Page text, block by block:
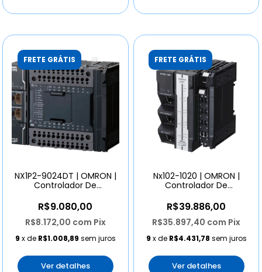
FRETE GRÁTIS
NX1P2-9024DT | OMRON |
Controlador De
R$9.080,00
R$8.172,00 com Pix
9 x de R$1.008,89 sem juros
Ver detalhes
FRETE GRÁTIS
Nx102-1020 | OMRON |
Controlador De
R$39.886,00
R$35.897,40 com Pix
9 x de R$4.431,78 sem juros
Ver detalhes